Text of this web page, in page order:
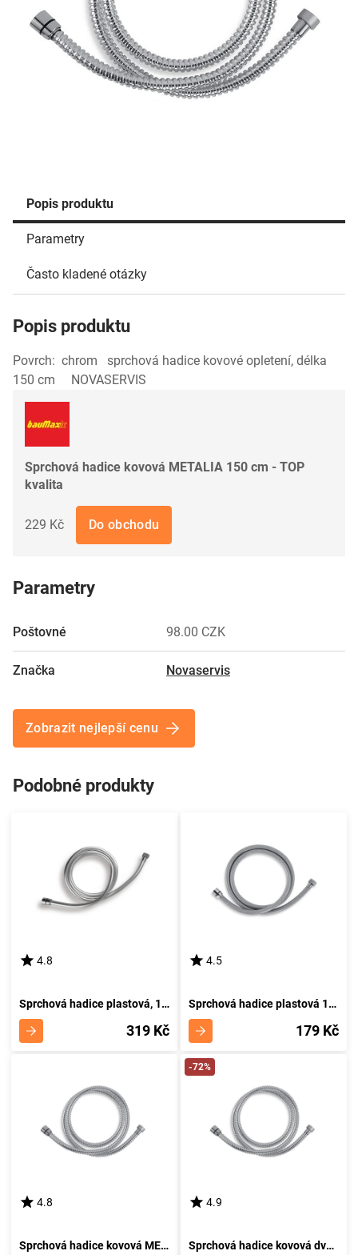
Popis produktu
Parametry
Často kladené otázky
Popis produktu
Povrch: chrom sprchová hadice kovové opletení, délka
150 cm NOVASERVIS
Sprchová hadice kovová METALIA 150 cm - TOP
kvalita
229 Kč Do obchodu
Parametry
Poštovné 98.00 CZK
Značka Novaservis
Zobrazit nejlepší cenu
Podobné produkty
4.8
Sprchová hadice plastová, 150cm SILVER/151,0
319 Kč
4.5
Sprchová hadice plastová 150 cm PVC/150,8
179 Kč
4.8
Sprchová hadice kovová METALIA 200 cm MET/200,0
-72%
4.9
Sprchová hadice kovová dvouzámková 150cm H/7000,0